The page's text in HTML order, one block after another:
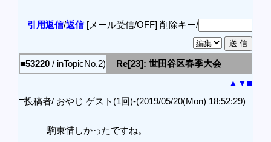
引用返信/返信[メール受信/OFF] 削除キー/
■53220 / inTopicNo.2)
Re[23]: 世田谷区春季大会
▲ ▼■
□投稿者/ おやじ ゲスト(1回)-(2019/05/20(Mon) 18:52:29)
駒東惜しかったですね。